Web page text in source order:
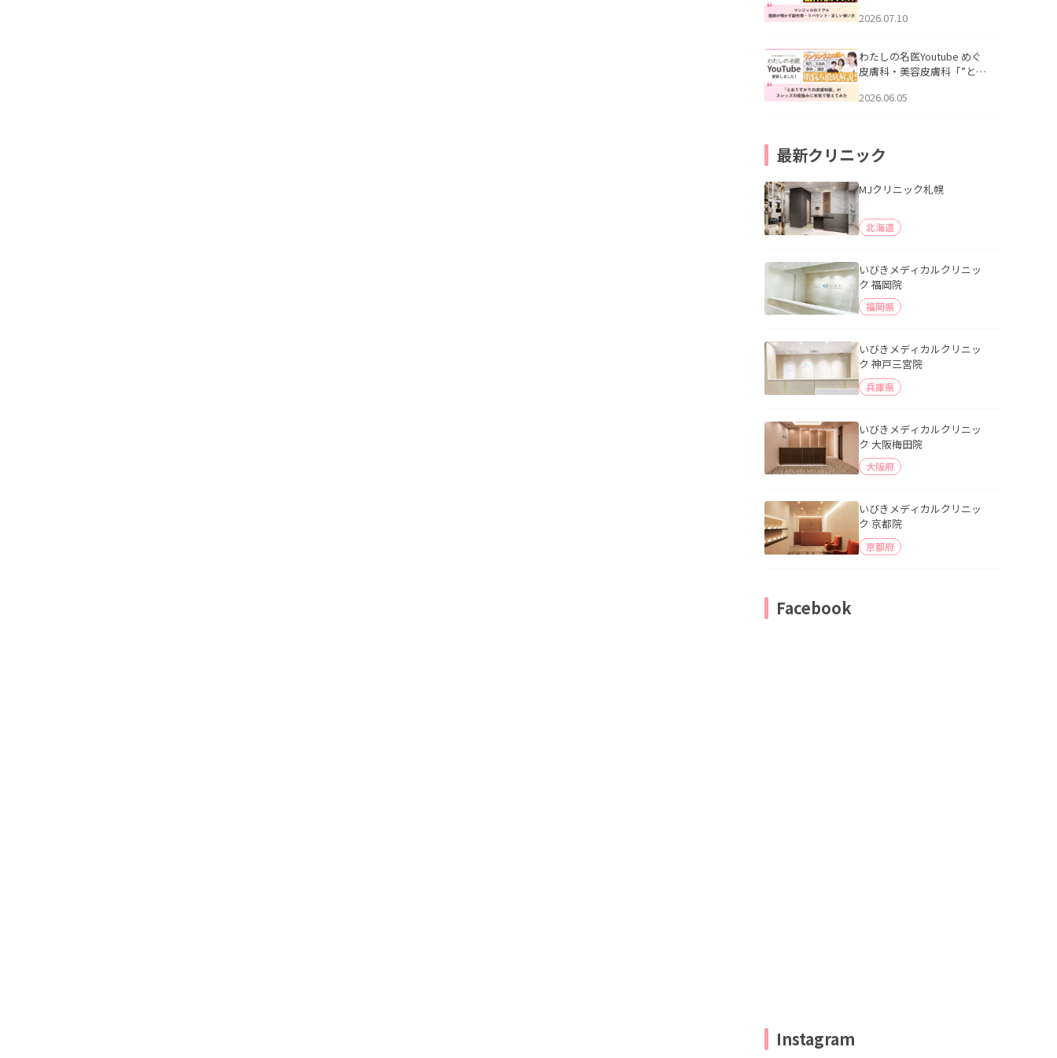
医師が明かす副作用・リバ
公開いたしました。
2026.07.10
わたしの名医Youtube めぐ
皮膚科・美容皮膚科「”とお
ッズの肌悩みに本気で答え
2026.06.05
最新クリニック
MJクリニック札幌
北海道
いびきメディカルクリニッ
ク 福岡院
福岡県
いびきメディカルクリニッ
ク 神戸三宮院
兵庫県
いびきメディカルクリニッ
ク 大阪梅田院
大阪府
いびきメディカルクリニッ
ク 京都院
京都府
Facebook
Instagram